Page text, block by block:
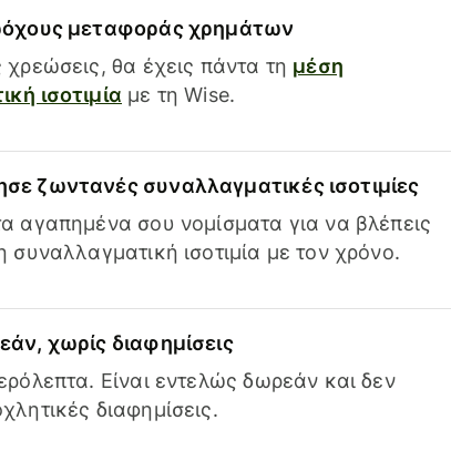
μεταφοράς χρημάτων
θα έχεις πάντα τη μέση
ισοτιμία με τη Wise.
ζωντανές συναλλαγματικές ισοτιμίες
αγαπημένα σου νομίσματα για να βλέπεις
ισοτιμία με τον χρόνο.
χωρίς διαφημίσεις
Είναι εντελώς δωρεάν και δεν
διαφημίσεις.